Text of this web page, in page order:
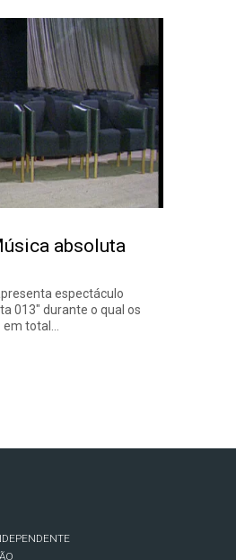
absoluta
espectáculo
013" durante o qual os
total…